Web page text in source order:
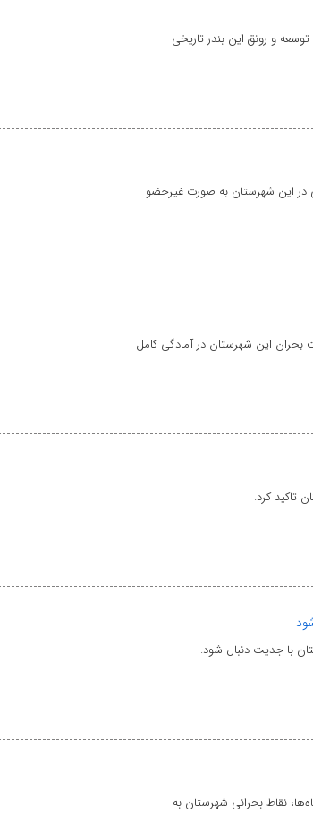
و رونق این بندر تاریخی
در این شهرستان به صورت غیرحضو
بحران این شهرستان در آمادگی کامل
تاکید کرد.
با جدیت دنبال شود.
نقاط بحرانی شهرستان به